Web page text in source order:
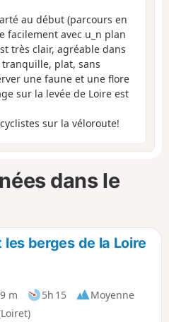
au début (parcours en
facilement avec u_n plan
très clair, agréable dans
plat, sans
une faune et une flore
sur la levée de Loire est
sur la véloroute!
dans le
berges de la Loire
m 5h 15
Moyenne